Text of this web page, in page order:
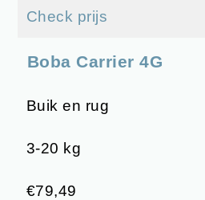
Check prijs
Boba Carrier 4G
Buik en rug
3-20 kg
€79,49